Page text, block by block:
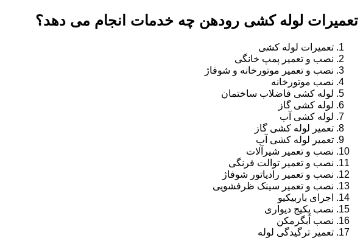
تعمیرات لوله کشی رودهن چه خدمات انجام می دهد؟
تعمیرات لوله کشی
نصب و تعمیر پمپ خانگی
نصب و تعمیر موتورخانه و شوفاژ
نصب موتورخانه
لوله کشی فاضلاب ساختمان
لوله کشی گاز
لوله کشی آب
تعمیر لوله کشی گاز
تعمیر لوله کشی آب
نصب و تعمیر شیرآلات
نصب و تعمیر توالت فرنگی
نصب و تعمیر رادیاتور شوفاژ
نصب و تعمیر سینک ظرفشویی
اجرای باربیکیو
نصب پکیج دیواری
نصب آبگرمکن
تعمیر ترگیدگی لوله